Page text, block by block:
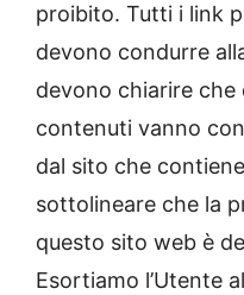
proibito. Tutti i link
devono condurre
devono chiarire che
contenuti vanno
dal sito che
sottolineare che la
questo sito web è
Esortiamo l’Utente